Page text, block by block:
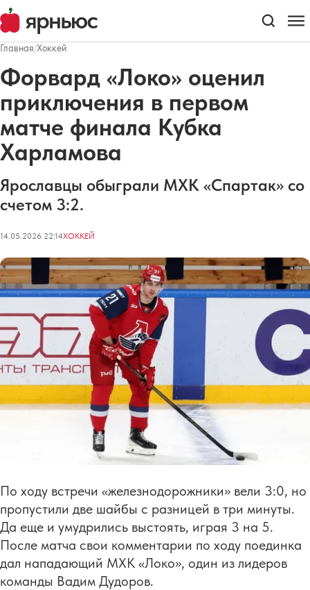
Главная/Хоккей
Форвард «Локо» оценил
приключения в первом
матче финала Кубка
Харламова
Ярославцы обыграли МХК «Спартак» со
счетом 3:2.
14.05.2026 22:14ХОККЕЙ
По ходу встречи «железнодорожники» вели 3:0, но
пропустили две шайбы с разницей в три минуты.
Да еще и умудрились выстоять, играя 3 на 5.
После матча свои комментарии по ходу поединка
дал нападающий МХК «Локо», один из лидеров
команды Вадим Дудоров.